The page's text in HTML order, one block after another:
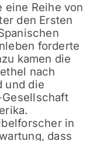
eine Reihe von
den Ersten
forderte
kamen die
nach
und die
in
dass